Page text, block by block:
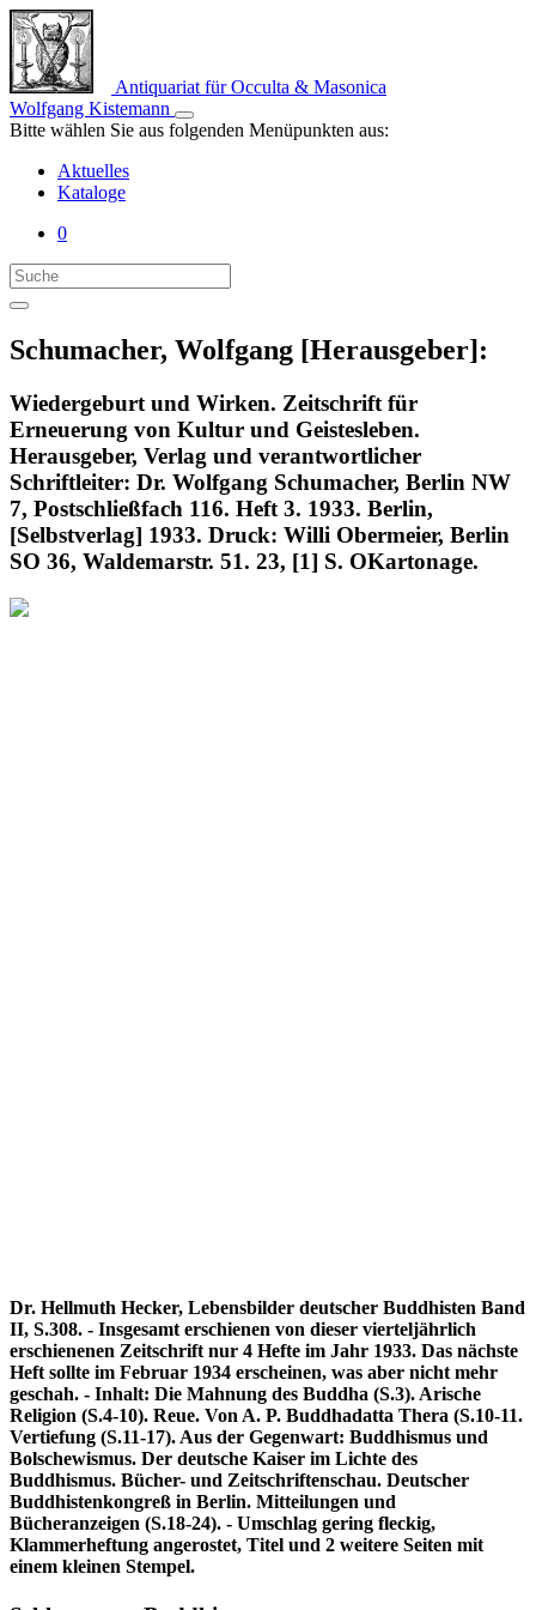
Antiquariat für Occulta & Masonica
Wolfgang Kistemann
Bitte wählen Sie aus folgenden Menüpunkten aus:
Aktuelles
Kataloge
0
Schumacher, Wolfgang [Herausgeber]:
Wiedergeburt und Wirken. Zeitschrift für
Erneuerung von Kultur und Geistesleben.
Herausgeber, Verlag und verantwortlicher
Schriftleiter: Dr. Wolfgang Schumacher, Berlin NW
7, Postschließfach 116. Heft 3. 1933. Berlin,
[Selbstverlag] 1933. Druck: Willi Obermeier, Berlin
SO 36, Waldemarstr. 51. 23, [1] S. OKartonage.
Dr. Hellmuth Hecker, Lebensbilder deutscher Buddhisten Band
II, S.308. - Insgesamt erschienen von dieser vierteljährlich
erschienenen Zeitschrift nur 4 Hefte im Jahr 1933. Das nächste
Heft sollte im Februar 1934 erscheinen, was aber nicht mehr
geschah. - Inhalt: Die Mahnung des Buddha (S.3). Arische
Religion (S.4-10). Reue. Von A. P. Buddhadatta Thera (S.10-11.
Vertiefung (S.11-17). Aus der Gegenwart: Buddhismus und
Bolschewismus. Der deutsche Kaiser im Lichte des
Buddhismus. Bücher- und Zeitschriftenschau. Deutscher
Buddhistenkongreß in Berlin. Mitteilungen und
Bücheranzeigen (S.18-24). - Umschlag gering fleckig,
Klammerheftung angerostet, Titel und 2 weitere Seiten mit
einem kleinen Stempel.